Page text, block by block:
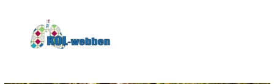
KOLwebben